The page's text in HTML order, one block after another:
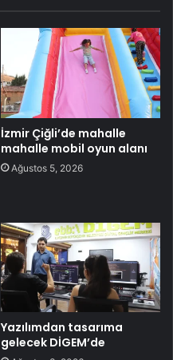
İzmir Çiğli’de mahalle
mahalle mobil oyun alanı
Ağustos 5, 2026
Yazılımdan tasarıma
gelecek DİGEM’de